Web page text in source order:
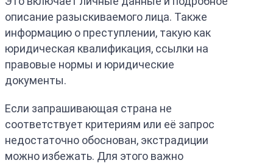
описание разыскиваемого лица. Также
информацию о преступлении, такую как
юридическая квалификация, ссылки на
правовые нормы и юридические
документы.
Если запрашивающая страна не
соответствует критериям или её запрос
недостаточно обоснован, экстрадиции
можно избежать. Для этого важно